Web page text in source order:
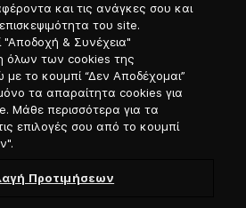
Πύλη Ναυτικού
και τις ανάγκες σου και
του site.
& Συνέχεια"
όλων των cookies της
με το κουμπί “Δεν Αποδέχομαι”
τα απαραίτητα cookies για
Μάθε περισσότερα για τα
επιλογές σου από το κουμπί
Προτιμήσεων